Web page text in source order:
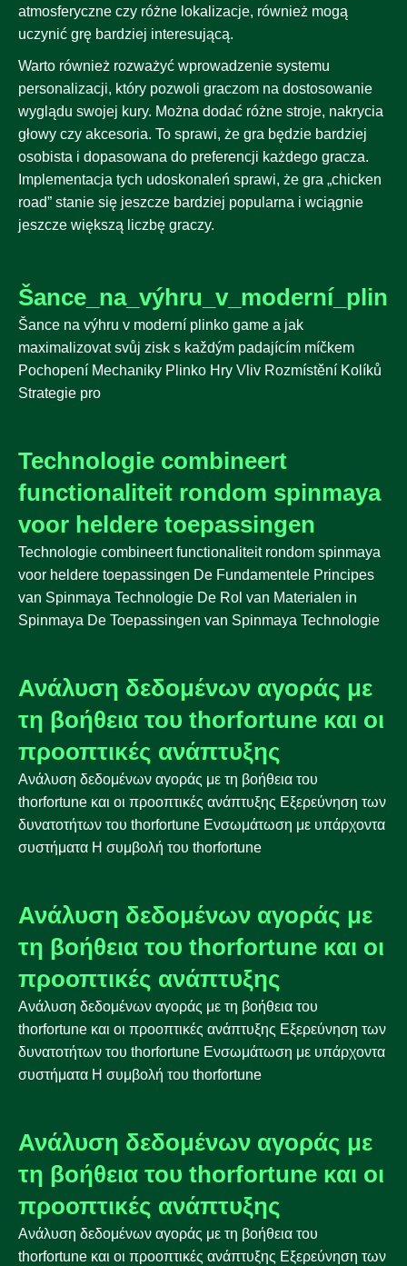
atmosferyczne czy różne lokalizacje, również mogą
uczynić grę bardziej interesującą.
Warto również rozważyć wprowadzenie systemu
personalizacji, który pozwoli graczom na dostosowanie
wyglądu swojej kury. Można dodać różne stroje, nakrycia
głowy czy akcesoria. To sprawi, że gra będzie bardziej
osobista i dopasowana do preferencji każdego gracza.
Implementacja tych udoskonaleń sprawi, że gra „chicken
road” stanie się jeszcze bardziej popularna i wciągnie
jeszcze większą liczbę graczy.
Šance na výhru v moderní plinko game a jak
maximalizovat svůj zisk s každým padajícím míčkem
Pochopení Mechaniky Plinko Hry Vliv Rozmístění Kolíků
Strategie pro
Technologie combineert
functionaliteit rondom spinmaya
voor heldere toepassingen
Technologie combineert functionaliteit rondom spinmaya
voor heldere toepassingen De Fundamentele Principes
van Spinmaya Technologie De Rol van Materialen in
Spinmaya De Toepassingen van Spinmaya Technologie
Ανάλυση δεδομένων αγοράς με
τη βοήθεια του thorfortune και οι
προοπτικές ανάπτυξης
Ανάλυση δεδομένων αγοράς με τη βοήθεια του
thorfortune και οι προοπτικές ανάπτυξης Εξερεύνηση των
δυνατοτήτων του thorfortune Ενσωμάτωση με υπάρχοντα
συστήματα Η συμβολή του thorfortune
Ανάλυση δεδομένων αγοράς με
τη βοήθεια του thorfortune και οι
προοπτικές ανάπτυξης
Ανάλυση δεδομένων αγοράς με τη βοήθεια του
thorfortune και οι προοπτικές ανάπτυξης Εξερεύνηση των
δυνατοτήτων του thorfortune Ενσωμάτωση με υπάρχοντα
συστήματα Η συμβολή του thorfortune
Ανάλυση δεδομένων αγοράς με
τη βοήθεια του thorfortune και οι
προοπτικές ανάπτυξης
Ανάλυση δεδομένων αγοράς με τη βοήθεια του
thorfortune και οι προοπτικές ανάπτυξης Εξερεύνηση των